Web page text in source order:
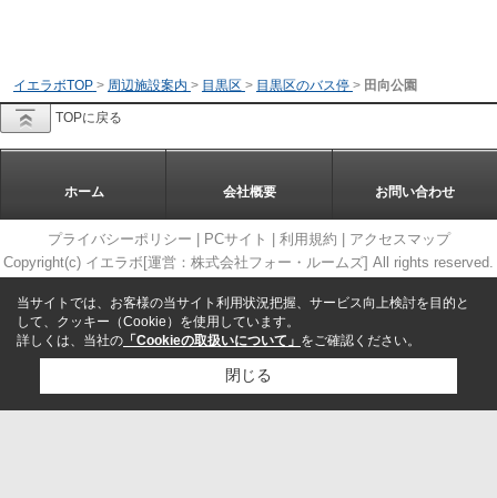
イエラボTOP > 周辺施設案内 > 目黒区 > 目黒区のバス停 > 田向公園
TOPに戻る
ホーム 会社概要 お問い合わせ
プライバシーポリシー PCサイト 利用規約
アクセスマップ
Copyright(c) イエラボ[運営：株式会社フォー・ルームズ] All rights reserved.
当サイトでは、お客様の当サイト利用状況把握、サービス向上検討を目的と
して、クッキー（Cookie）を使用しています。
詳しくは、当社の 「Cookieの取扱いについて」 をご確認ください。
閉じる